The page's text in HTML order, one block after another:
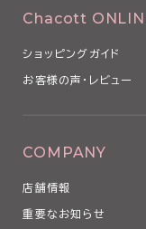
Chacott
ショッピングガイド
お客様の声・レビュー
COMPANY
店舗情報
重要なお知らせ